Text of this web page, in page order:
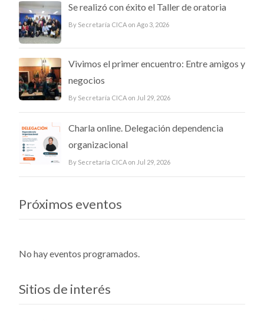
Se realizó con éxito el Taller de oratoria
By Secretaría CICA on Ago 3, 2026
Vivimos el primer encuentro: Entre amigos y
negocios
By Secretaría CICA on Jul 29, 2026
Charla online. Delegación dependencia
organizacional
By Secretaría CICA on Jul 29, 2026
Próximos eventos
No hay eventos programados.
Sitios de interés